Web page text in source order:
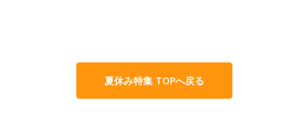
夏休み特集 TOPへ戻る